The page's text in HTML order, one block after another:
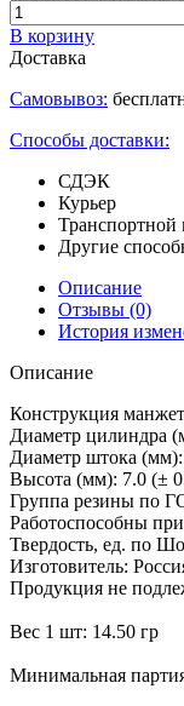
В корзину
Доставка
Самовывоз:
Способы доставки:
СДЭК
Курьер
Транспортной
Другие
Описание
Отзывы (0)
История
Описание
Конструкция
Диаметр цилиндра
Диаметр штока
Высота (мм): 7.0 (±
Группа резины по
Работоспособны
Твердость, ед. по
Изготовитель:
Продукция не
Вес 1 шт: 14.50 гр
Минимальная